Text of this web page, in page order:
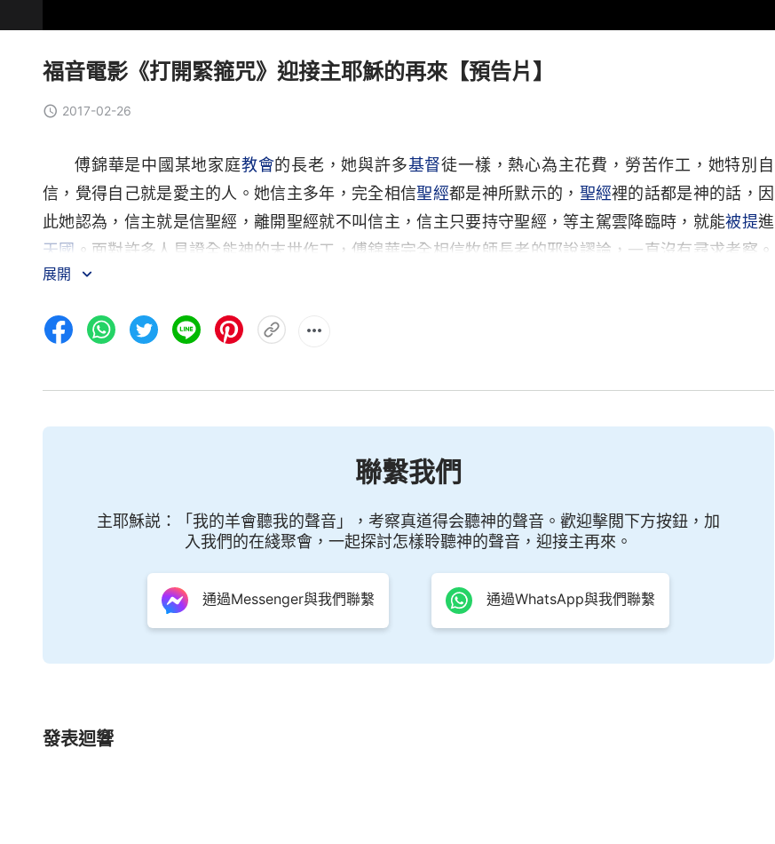
福音電影《打開緊箍咒》迎接主耶穌的再來【預告片】
2017-02-26
傅錦華是中國某地家庭教會的長老，她與許多基督徒一樣，熱心為主花費，勞苦作工，她特別自
信，覺得自己就是愛主的人。她信主多年，完全相信聖經都是神所默示的， 聖經裡的話都是神的話，因
此她認為，信主就是信聖經，離開聖經就不叫信主，信主只要持守聖經，等主駕雲降臨時，就能被提進
天國 。面對許多人見證全能神的末世作工，傅錦華完全相信牧師長老的邪說謬論，一直沒有尋求考察。
一次，傅錦華在看望同工何姊妹時，何姊妹說出了自己心裡的困惑：「現在，主來的預言基本都應驗
血月」已經出現了，這預示著大災難馬上就要降下了，根據先知書和
被提，恐怕就要落在大災難中了。現在，「東方閃電」見證主耶穌已經回來了，發表真理作成了一班得
發現自己以往只持守「主駕雲降臨」的預言，卻忽略了「主來像賊一樣」與「聰明童女迎接新郎」的預
宗教界牧師、領袖的邪說謬論，拒絕尋求考察「東方閃電」是錯誤的，於是，傅錦華決定尋求考察全能
聖經、把神定規在聖經中，得走出聖經，得脫離宗教界牧師、領袖的轄制、捆綁，存著敬畏神的心尋求
真理，接受、順服全能神的末世審判工作，才能得潔淨、蒙拯救進天國。傅錦華終於擺脫了束縛自己多
展開
聯繫我們
主耶穌説：「我的羊會聽我的聲音」，考察真道得会聽神的聲音。歡迎擊閲下方按鈕，加
入我們的在綫聚會，一起探討怎樣聆聽神的聲音，迎接主再來。
通過Messenger與我們聯繫 通過WhatsApp與我們聯繫
發表迴響